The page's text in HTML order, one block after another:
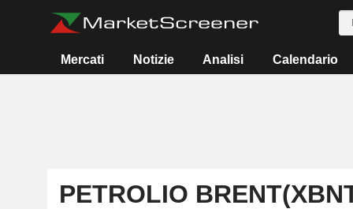
Mercati Notizie Analisi Calendario
PETROLIO